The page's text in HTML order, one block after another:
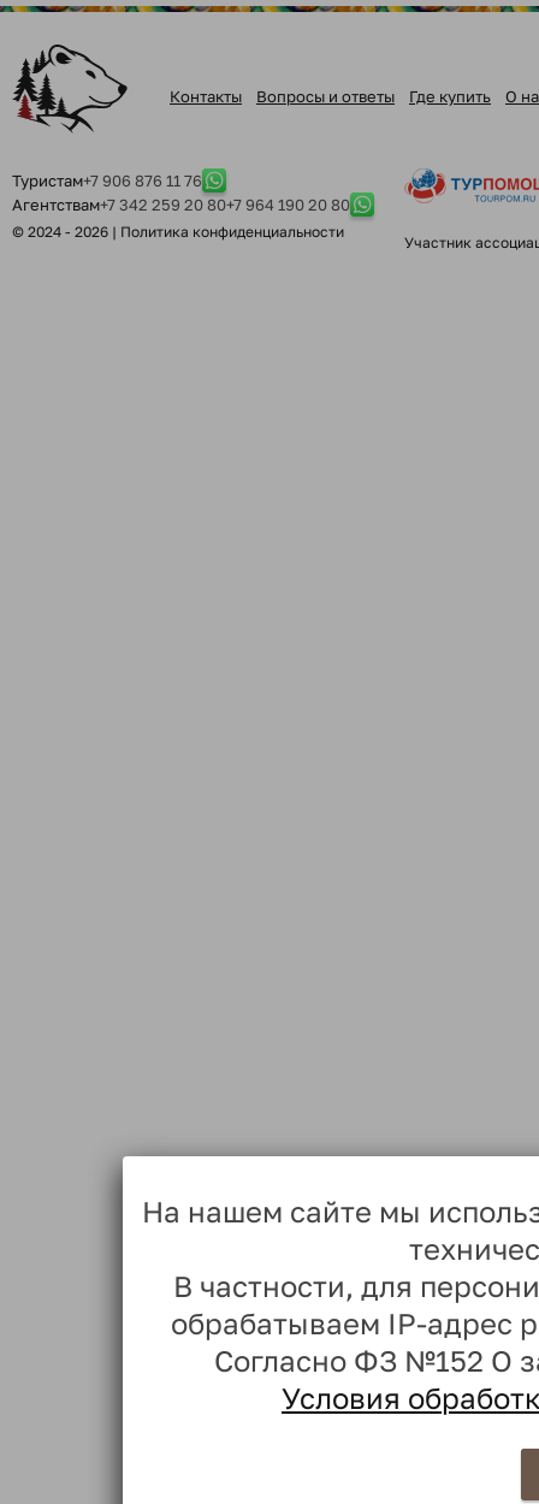
Контакты Вопросы и ответы Где купить О
Туристам+7 906 876 11 76
Агентствам+7 342 259 20 80+7 964 190 20 80
© 2024 - 2026 | Политика конфиденциальности
Участник
На нашем сайте мы
В частности, для
обрабатываем IP-адрес
Согласно ФЗ №152 О
Условия